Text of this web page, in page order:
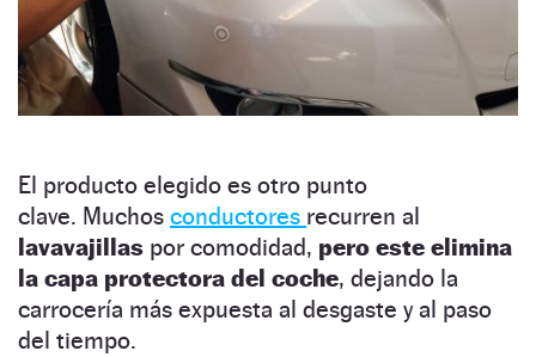
El producto elegido es otro punto
clave. Muchos conductores recurren al
lavavajillas por comodidad, pero este elimina
la capa protectora del coche, dejando la
carrocería más expuesta al desgaste y al paso
del tiempo.